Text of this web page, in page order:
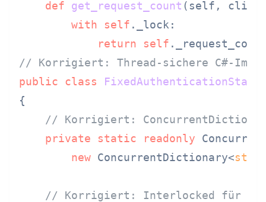
def get_request_count ( self,
with
self ._lock:
return
self
// Korrigiert: Thread-sichere C#-
public
class
FixedAuthenticationState
{
// Korrigiert:
private
static readonly
new ConcurrentDictionary<
// Korrigiert: Interlocked für